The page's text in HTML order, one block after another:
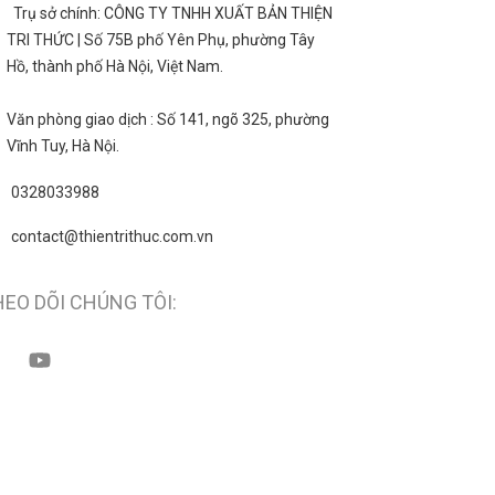
Trụ sở chính: CÔNG TY TNHH XUẤT BẢN THIỆN
TRI THỨC | Số 75B phố Yên Phụ, phường Tây
Hồ, thành phố Hà Nội, Việt Nam.
Văn phòng giao dịch : Số 141, ngõ 325, phường
Vĩnh Tuy, Hà Nội.
0328033988
contact@thientrithuc.com.vn
DÕI CHÚNG TÔI: